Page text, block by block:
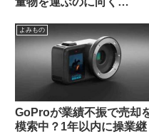
ク運んでみた
よみもの
GoProが業績不振で売却
模索中？1年以内に操業継